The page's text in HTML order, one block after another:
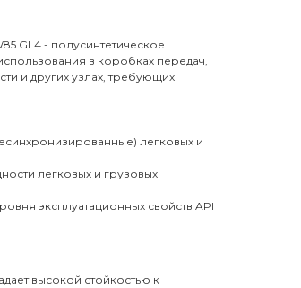
GL4 - полусинтетическое
в коробках передач,
и других узлах, требующих
легковых и
легковых и грузовых
эксплуатационных свойств API
высокой стойкостью к